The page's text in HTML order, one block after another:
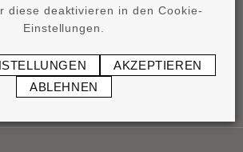
MB
diese deaktivieren in den Cookie-
Einstellungen.
AKZEPTIEREN
ABLEHNEN